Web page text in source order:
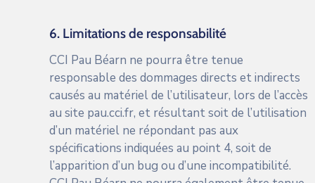
6. Limitations de responsabilité
CCI Pau Béarn ne pourra être tenue
responsable des dommages directs et indirects
causés au matériel de l’utilisateur, lors de l’accès
au site pau.cci.fr, et résultant soit de l’utilisation
d’un matériel ne répondant pas aux
spécifications indiquées au point 4, soit de
l’apparition d’un bug ou d’une incompatibilité.